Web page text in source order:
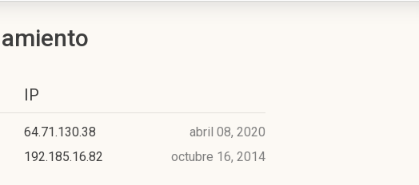
IP
64.71.130.38
abril 08, 2020
192.185.16.82 octubre 16, 2014